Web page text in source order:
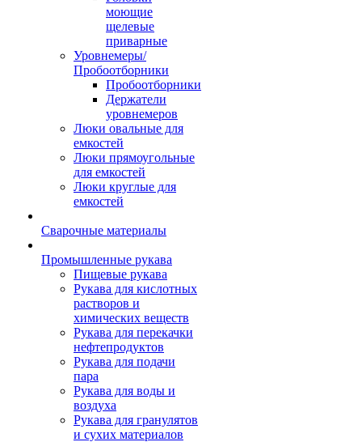
моющие
щелевые
приварные
Уровнемеры/
Пробоотборники
Пробоотборники
Держатели
уровнемеров
Люки овальные для
емкостей
Люки прямоугольные
для емкостей
Люки круглые для
емкостей
Сварочные материалы
Промышленные рукава
Пищевые рукава
Рукава для кислотных
растворов и
химических веществ
Рукава для перекачки
нефтепродуктов
Рукава для подачи
пара
Рукава для воды и
воздуха
Рукава для гранулятов
и сухих материалов